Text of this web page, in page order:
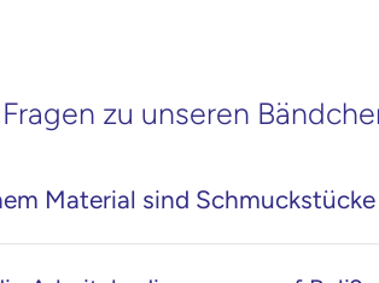
zu unseren
Material sind